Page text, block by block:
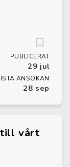
PUBLICERAT
29 jul
ANSÖKAN
28 sep
till vårt